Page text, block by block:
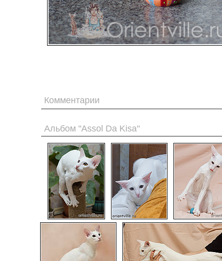
Комментарии
Альбом "Assol Da Kisa"